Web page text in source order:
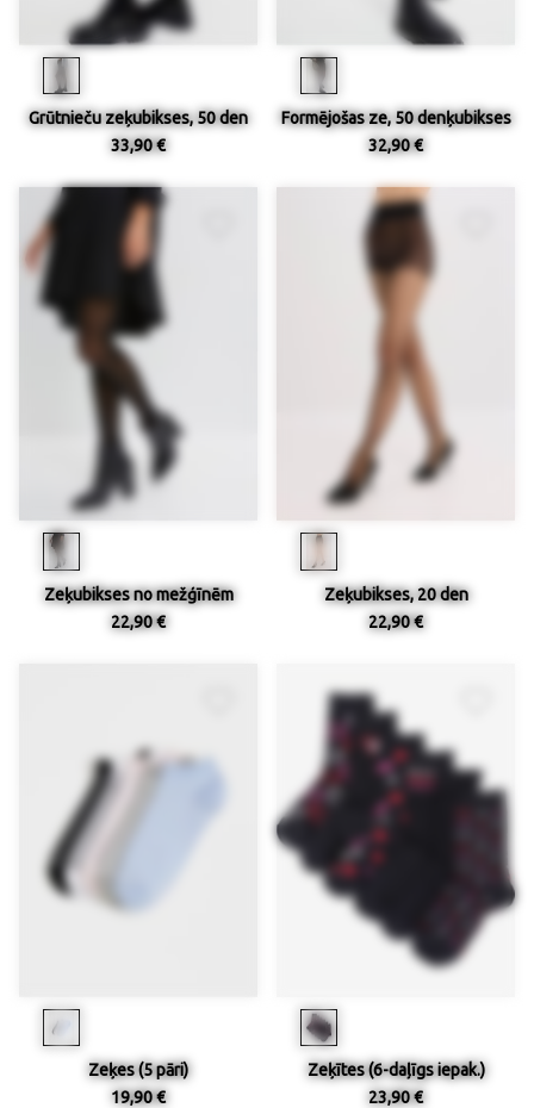
Grūtnieču zeķubikses, 50 den
33,90 €
Formējošas ze, 50 denķubikses
32,90 €
Zeķubikses no mežģīnēm
22,90 €
Zeķubikses, 20 den
22,90 €
Zeķes (5 pāri)
19,90 €
Zeķītes (6-daļīgs iepak.)
23,90 €